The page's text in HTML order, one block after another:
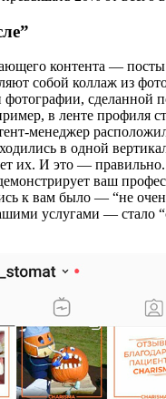
контента — посты
собой коллаж из
фотографии, сделанной
в ленте профиля
менеджер
в одной
их. И это — правильно.
ваш
к вам было — “не
услугами — стало